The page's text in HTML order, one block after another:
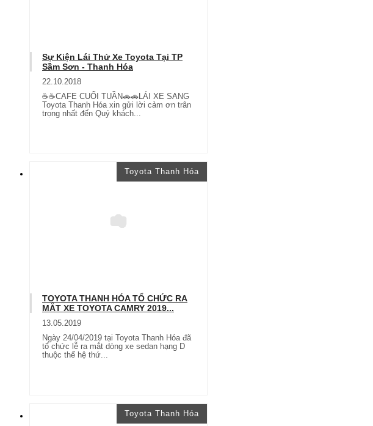
Sự Kiện Lái Thử Xe Toyota Tại TP
Sầm Sơn - Thanh Hóa
22.10.2018
☕☕CAFE CUỐI TUẦN🚗🚗LÁI XE SANG
Toyota Thanh Hóa xin gửi lời cảm ơn trân
trọng nhất đến Quý khách...
TOYOTA THANH HÓA TỔ CHỨC RA
MẮT XE TOYOTA CAMRY 2019...
13.05.2019
Toyota Thanh Hóa
Ngày 24/04/2019 tại Toyota Thanh Hóa đã
tổ chức lễ ra mắt dòng xe sedan hạng D
thuộc thế hệ thứ...
Toyota Thanh Hóa